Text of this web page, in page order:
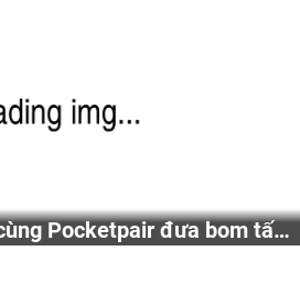
Pocketpair đưa bom tấn